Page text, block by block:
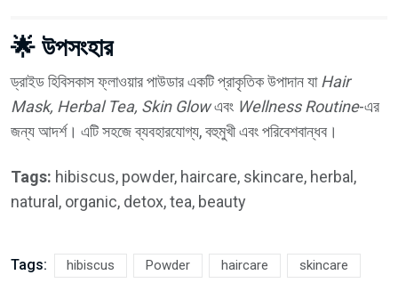
🌟 উপসংহার
ড্রাইড হিবিসকাস ফ্লাওয়ার পাউডার একটি প্রাকৃতিক উপাদান যাHair
Mask, Herbal Tea, Skin Glowএবং Wellness Routine-এর
জন্য আদর্শ। এটি সহজে ব্যবহারযোগ্য, বহুমুখী এবং পরিবেশবান্ধব।
Tags: hibiscus, powder, haircare, skincare, herbal,
natural, organic, detox, tea, beauty
Tags: hibiscus Powder haircare
skincare